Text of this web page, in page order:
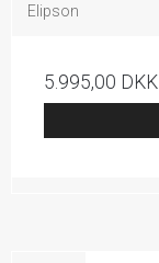
Elipson
5.995,00 DKK